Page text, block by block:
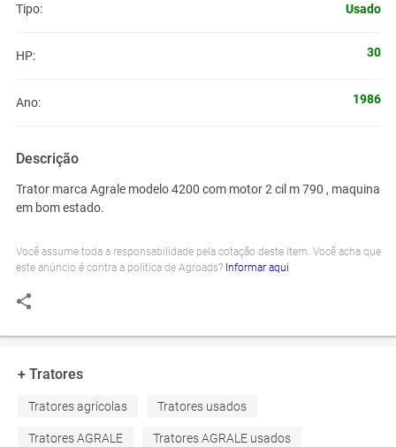
Tipo: Usado
HP: 30
Ano: 1986
Descrição
Trator marca Agrale modelo 4200 com motor 2 cil m 790 , maquina
em bom estado.
Você assume toda a responsabilidade pela cotação deste item. Você acha que
este anúncio é contra a política de Agroads? Informar aqui
+ Tratores
Tratores agrícolas Tratores usados
Tratores AGRALE Tratores AGRALE usados